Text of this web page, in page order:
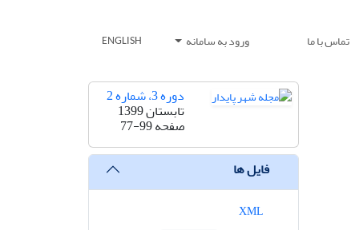
تماس با ما ورود به سامانه ENGLISH
دوره 3، شماره 2
تابستان 1399
صفحه77-99
فایل ها